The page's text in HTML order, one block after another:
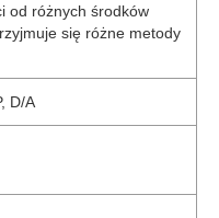
od różnych środków
się różne metody
D/A